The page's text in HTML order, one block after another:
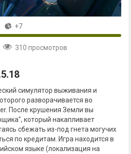
+7
310 просмотров
симулятор выживания и
разворачивается во
После крушения Земли вы
который накапливает
сбежать из-под гнета могучих
по кредитам. Игра находится в
языке (локализация на